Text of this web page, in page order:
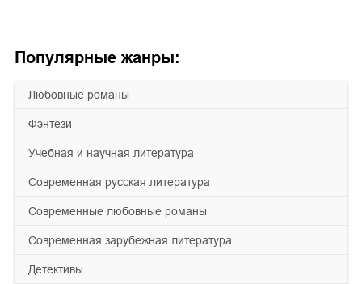
Популярные жанры:
любовные романы
фэнтези
учебная и научная литература
современная русская литература
современные любовные романы
современная зарубежная литература
детективы